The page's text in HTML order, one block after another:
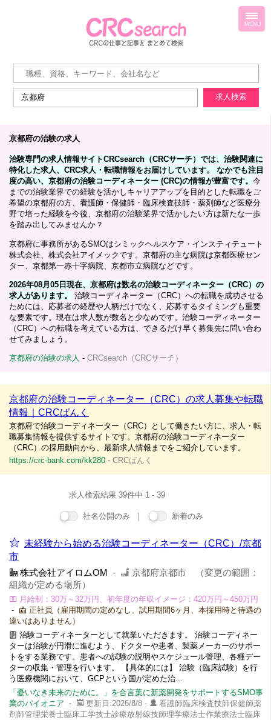
京都府の治験の求人
治験専門の求人情報サイトCRCsearch（CRCサーチ）では、治験関連に
特化した求人、CRC求人・転職情報をお届けしています。 なかでも注目
度の高い、京都府の治験コーディネーター (CRC)の情報が豊富です。 今
までの治験業界での経験を活かしキャリアアップを目的とした転職をご
希望の京都府の方、看護師・保健師・臨床検査技師・薬剤師など医療分
野で培った経験を今後、京都府の治験業界で活かしたい方は新たな一歩
を踏み出してみませんか？
京都府に事務所があるSMOはシミックヘルスケア・インスティテュート
株式会社、株式会社アイメックです。京都府の主な病院は京都医療セン
ター、京都第一赤十字病院、京都市立病院などです。
2026年08月05日現在、京都府は数名の治験コーディネーター（CRC）の
求人があります。
治験コーディネーター（CRC）への転職を成功させる
ためには、応募者の経歴や人柄だけでなく、応募するタイミングも重要
な要素です。現在は求人数が数名と少なめです。治験コーディネーター
（CRC）への転職を考えている方は、できるだけ早く募集先に問い合わ
せてみましょう。
京都府の治験の求人 - CRCsearch（CRCサーチ）
京都府の治験コーディネーター（CRC）の求人募集や転職
情報｜CRCばんく
京都府で治験コーディネーター（CRC）として働きたい方に、求人・転
職募集情報を提供するサイトです。京都府の治験コーディネーター
（CRC）の採用動向から、最新求人情報までをご紹介しています。
https://crc-bank.com/kk280 - CRCばんく
求人検索結果 39件中 1 - 39
社名公開のみ ｜ 新着のみ
未経験から始める治験コーディネーター（CRC）/京都
市
株式会社アイロムOM -
京都府京都市 （変更の範囲：
組織が定める場所）
月給制：30万～32万円、初年度の年収イメージ：420万円～450万円
-
正社員（雇用期間の定めなし、試用期間6ヶ月、本採用時と待遇の
違いはありません）
治験コーディネーターとして就業いただきます。 治験コーディネー
ターは治験が円滑に進むよう、ドクターや患者、製薬メーカーのサポー
トをする業務です。患者への試験の説明やスケジュール管理、各種デー
ターの収集・管理を行います。 【具体的には】 治験（臨床試験）を行
う医療機関において、GCPという国が定めた治...
「憂いなき未来のために。」を合言葉に新薬開発をサポートするSMO事
業のパイオニア - 更新日:2026/8/8 -
看護師臨床検査技師保健師薬
剤師管理栄養士臨床工学技士診療放射線技師理学療法士作業療法士臨床
MENU